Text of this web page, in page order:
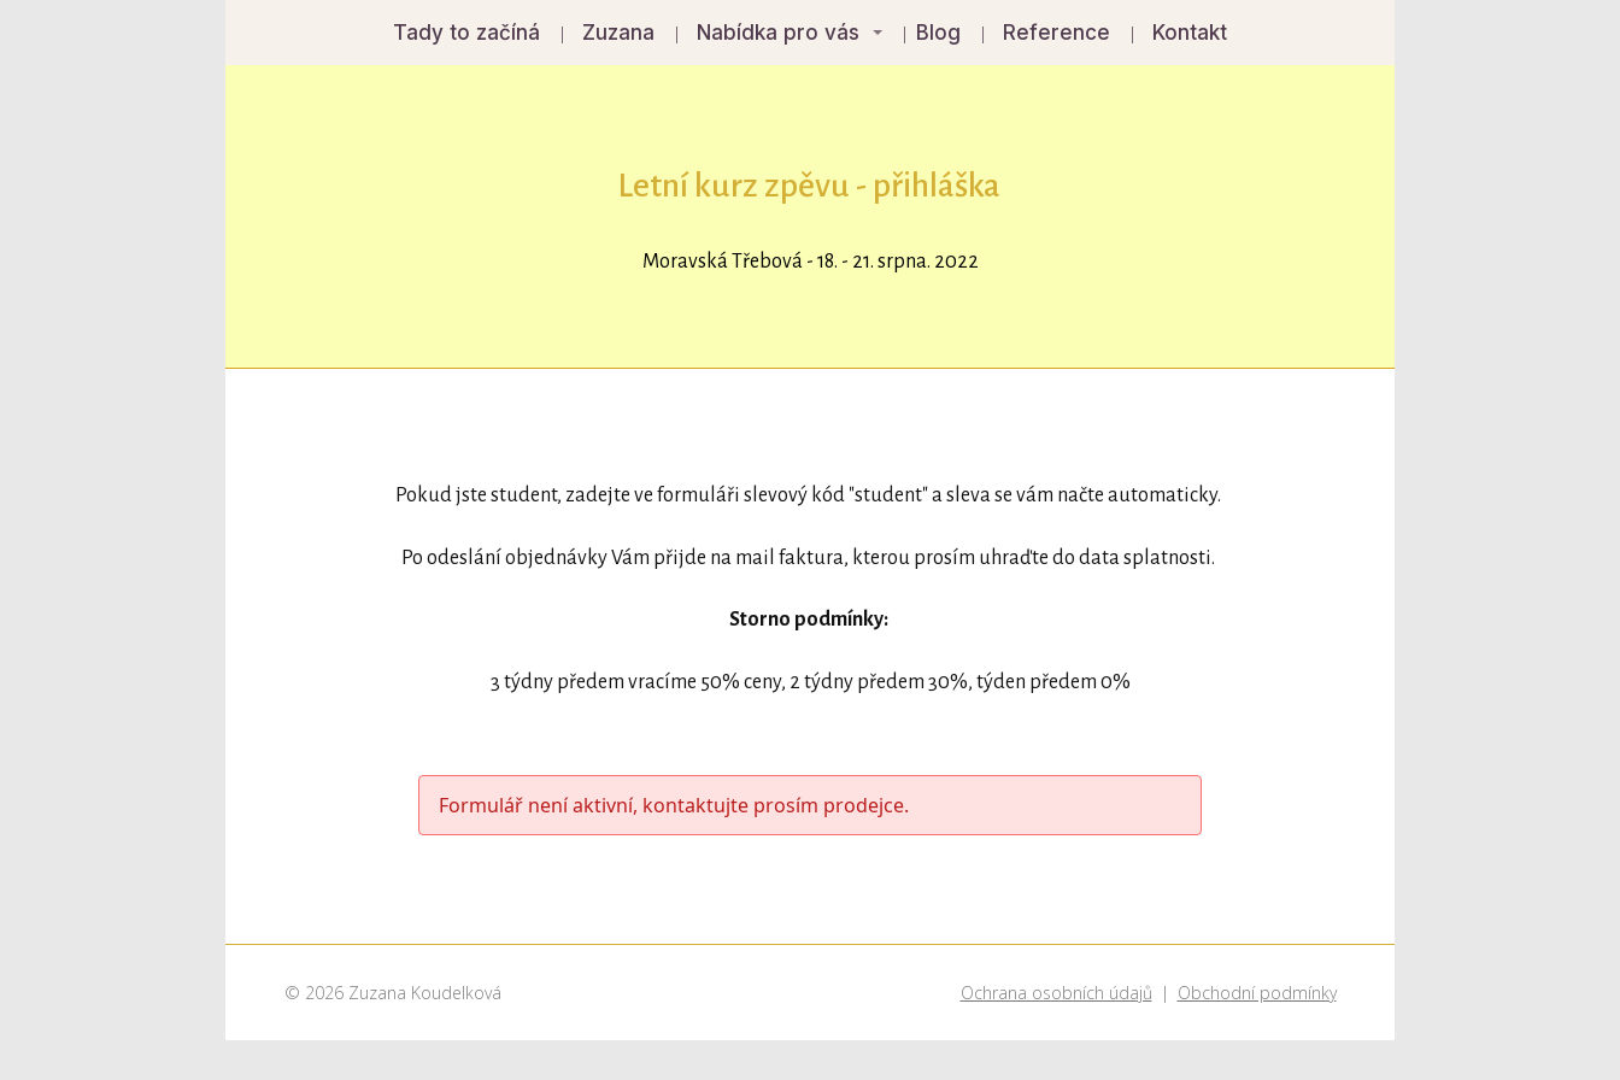
Tady to začíná Zuzana Nabídka pro vás Blog Reference Kontakt
Letní kurz zpěvu - přihláška
Moravská Třebová - 18. - 21. srpna. 2022
Pokud jste student, zadejte ve formuláři slevový kód "student" a sleva se vám načte automaticky.
Po odeslání objednávky Vám přijde na mail faktura, kterou prosím uhraďte do data splatnosti.
Storno podmínky:
3 týdny předem vracíme 50% ceny, 2 týdny předem 30%, týden předem 0%
Formulář není aktivní, kontaktujte prosím prodejce.
Ochrana osobních údajů Obchodní podmínky
© 2026 Zuzana Koudelková